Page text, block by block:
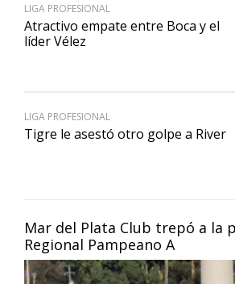
Mar del Plata Club trepó a la
Regional Pampeano A
LIGA PROFESIONAL
Atractivo empate entre Boca y el
líder Vélez
LIGA PROFESIONAL
Tigre le asestó otro golpe a River